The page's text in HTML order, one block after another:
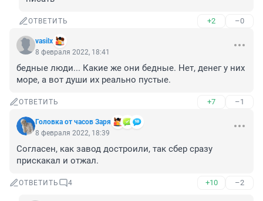
ОТВЕТИТЬ +2 –0
vasilx
8 февраля 2022, 18:41
бедные люди... Какие же они бедные. Нет, денег у них
море, а вот души их реально пустые.
ОТВЕТИТЬ +7 –1
Головка от часов Заря
8 февраля 2022, 18:39
Согласен, как завод достроили, так сбер сразу
прискакал и отжал.
ОТВЕТИТЬ 4 +10 –2